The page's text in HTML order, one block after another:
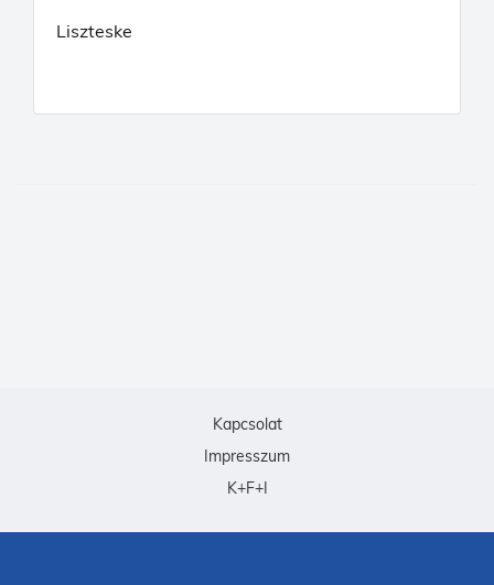
Liszteske
Kapcsolat
Impresszum
K+F+I